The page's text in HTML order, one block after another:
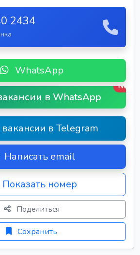
2434
WhatsApp
в WhatsApp
New
в Telegram
Написать email
Показать номер
Поделиться
Сохранить